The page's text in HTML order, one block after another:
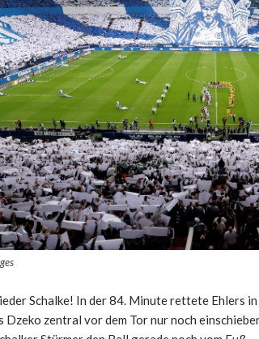
Schalke! In der 84. Minute rettete Ehlers
Dzeko zentral vor dem Tor nur noch